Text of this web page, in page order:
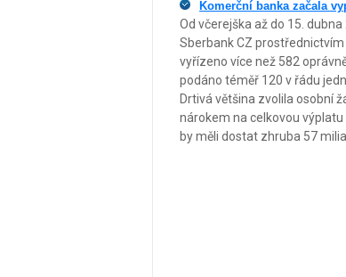
Komerční banka začala
Od včerejška až do 15.
Sberbank CZ
vyřízeno více než 582
podáno téměř 120 v řádu
Drtivá většina zvolila osobní
nárokem na celkovou
by měli dostat zhruba 57